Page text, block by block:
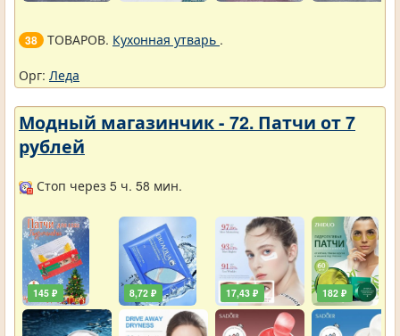
38 ТОВАРОВ. Кухонная утварь .
Орг: Леда
Модный магазинчик - 72. Патчи от 7
рублей
Стоп через 5 ч. 58 мин.
145 ₽ 8,72 ₽ 17,43 ₽ 182 ₽